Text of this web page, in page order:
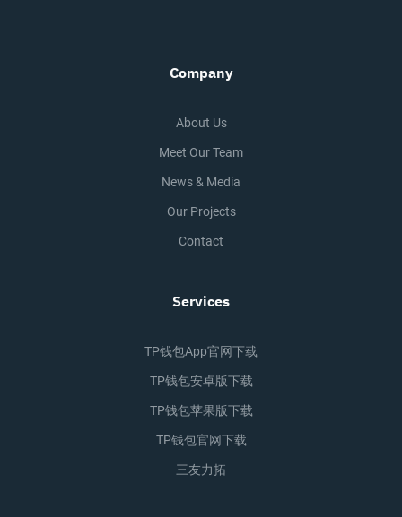
Company
About Us
Meet Our Team
News & Media
Our Projects
Contact
Services
TP钱包app官网下载
TP钱包安卓版下载
TP钱包苹果版下载
TP钱包官网下载
三友力拓